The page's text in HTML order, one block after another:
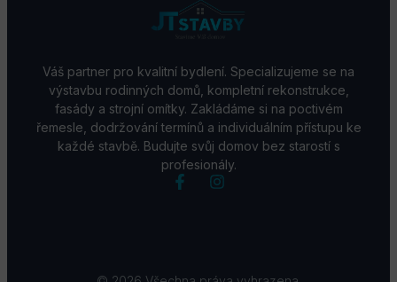
Váš partner pro kvalitní bydlení. Specializujeme se na
výstavbu rodinných domů, kompletní rekonstrukce,
fasády a strojní omítky. Zakládáme si na poctivém
řemesle, dodržování termínů a individuálním přístupu ke
každé stavbě. Budujte svůj domov bez starostí s
profesionály.
© 2026 Všechna práva vyhrazena.